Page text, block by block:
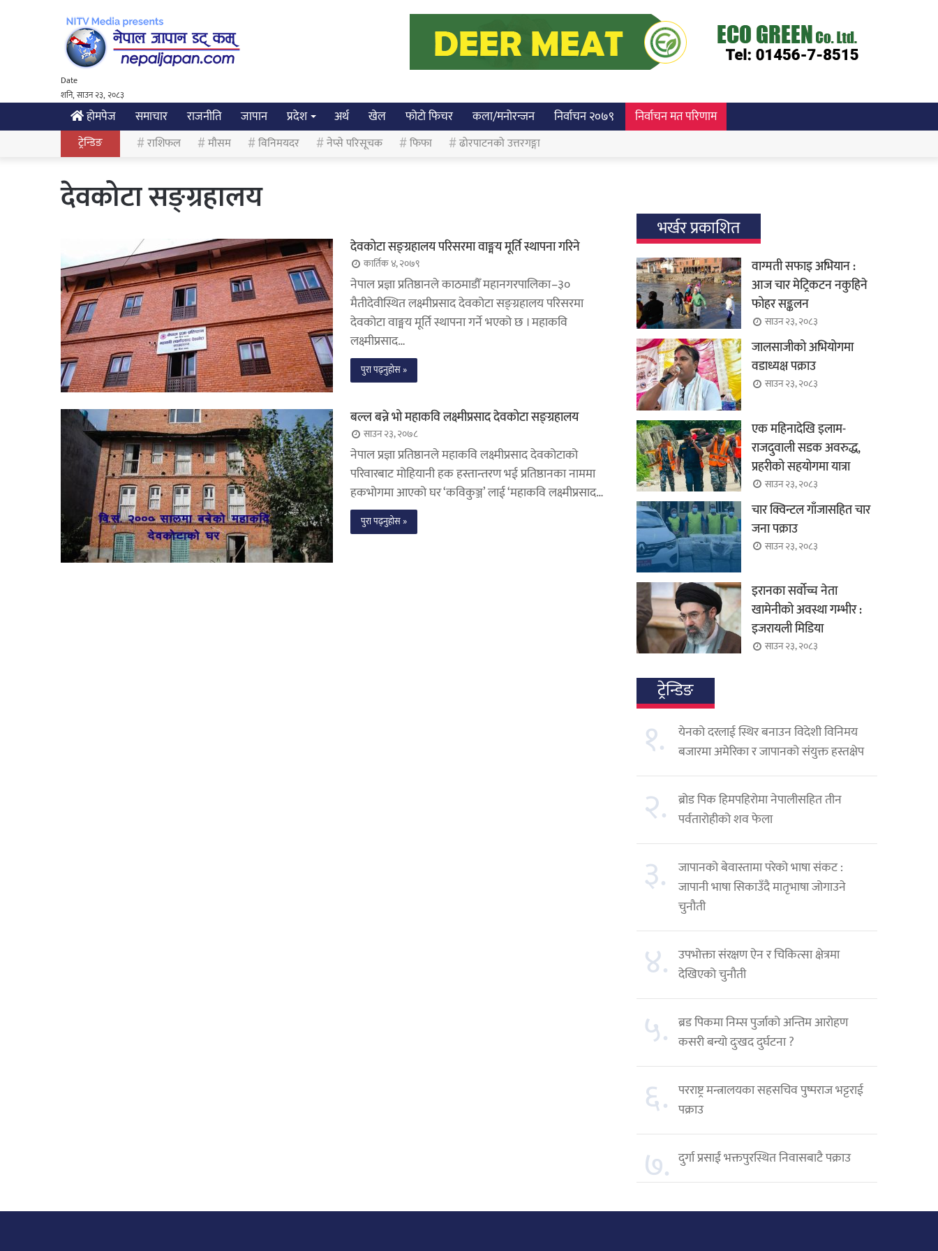
Date
शनि, साउन २३, २०८३
होमपेज समाचार राजनीति जापान प्रदेश अर्थ खेल फोटो फिचर कला/मनोरन्जन निर्वाचन २०७९ निर्वाचन मत परिणाम
ट्रेन्डिङ राशिफल मौसम विनिमयदर नेप्से परिसूचक फिफा ढोरपाटनको उत्तरगङ्गा
देवकोटा सङ्ग्रहालय
देवकोटा सङ्ग्रहालय परिसरमा वाङ्मय मूर्ति स्थापना गरिने
कार्तिक ४, २०७९
नेपाल प्रज्ञा प्रतिष्ठानले काठमाडौँ महानगरपालिका–३०
मैतीदेवीस्थित लक्ष्मीप्रसाद देवकोटा सङ्ग्रहालय परिसरमा
देवकोटा वाङ्मय मूर्ति स्थापना गर्ने भएको छ । महाकवि
लक्ष्मीप्रसाद…
पुरा पढ्नुहोस »
बल्ल बन्ने भो महाकवि लक्ष्मीप्रसाद देवकोटा सङ्ग्रहालय
साउन २३, २०७८
नेपाल प्रज्ञा प्रतिष्ठानले महाकवि लक्ष्मीप्रसाद देवकोटाको
परिवारबाट मोहियानी हक हस्तान्तरण भई प्रतिष्ठानका नाममा
हकभोगमा आएको घर ‘कविकुञ्ज’ लाई ‘महाकवि लक्ष्मीप्रसाद…
पुरा पढ्नुहोस »
भर्खर प्रकाशित
वाग्मती सफाइ अभियान :
आज चार मेट्रिकटन नकुहिने
फोहर सङ्कलन
साउन २३, २०८३
जालसाजीको अभियोगमा
वडाध्यक्ष पक्राउ
साउन २३, २०८३
एक महिनादेखि इलाम-
राजदुवाली सडक अवरुद्ध,
प्रहरीको सहयोगमा यात्रा
साउन २३, २०८३
चार क्विन्टल गाँजासहित चार
जना पक्राउ
साउन २३, २०८३
इरानका सर्वोच्च नेता
खामेनीको अवस्था गम्भीर :
इजरायली मिडिया
साउन २३, २०८३
ट्रेन्डिङ
१.
येनको दरलाई स्थिर बनाउन विदेशी विनिमय
बजारमा अमेरिका र जापानको संयुक्त हस्तक्षेप
२.
ब्रोड पिक हिमपहिरोमा नेपालीसहित तीन
पर्वतारोहीको शव फेला
३.
जापानको बेवास्तामा परेको भाषा संकट :
जापानी भाषा सिकाउँदै मातृभाषा जोगाउने
चुनौती
४. उपभोक्ता संरक्षण ऐन र चिकित्सा क्षेत्रमा
देखिएको चुनौती
५. ब्रड पिकमा निम्स पुर्जाको अन्तिम आरोहण
कसरी बन्यो दुःखद दुर्घटना ?
६. परराष्ट्र मन्त्रालयका सहसचिव पुष्पराज भट्टराई
पक्राउ
७. दुर्गा प्रसाईं भक्तपुरस्थित निवासबाटै पक्राउ